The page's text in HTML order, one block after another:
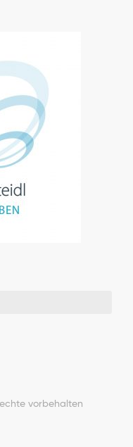
vorbehalten